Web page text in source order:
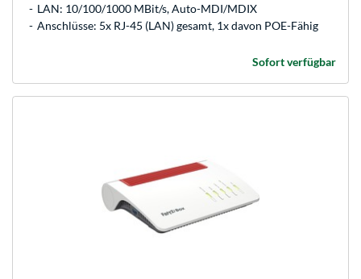
LAN: 10/100/1000 MBit/s, Auto-MDI/MDIX
Anschlüsse: 5x RJ-45 (LAN) gesamt, 1x davon POE-Fähig
Sofort verfügbar